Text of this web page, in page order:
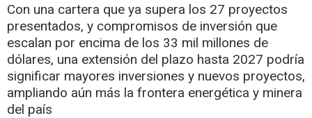
Con una cartera que ya supera los 27 proyectos
presentados, y compromisos de inversión que
escalan por encima de los 33 mil millones de
dólares, una extensión del plazo hasta 2027 podría
significar mayores inversiones y nuevos proyectos,
ampliando aún más la frontera energética y minera
del país